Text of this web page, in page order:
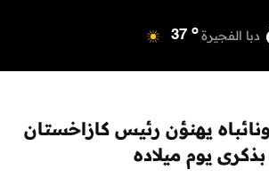
دبا الفجيرة 37 o
أم القيوين 39 o
راس الخيمة 38 o
يهنؤن رئيس كازاخستان
بذكرى يوم ميلاده